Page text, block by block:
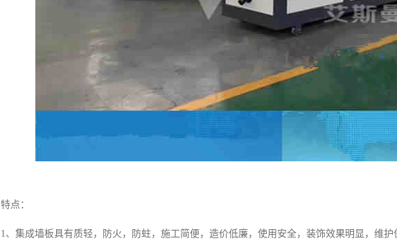
特点：
1、集成墙板具有质轻，防火，防蛀，施工简便，造价低廉，使用安全，装饰效果明显，维护